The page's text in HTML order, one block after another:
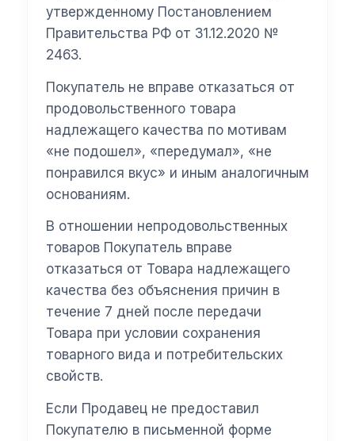
утвержденному Постановлением
Правительства РФ от 31.12.2020 №
2463.
Покупатель не вправе отказаться от
продовольственного товара
надлежащего качества по мотивам
«не подошел», «передумал», «не
понравился вкус» и иным аналогичным
основаниям.
В отношении непродовольственных
товаров Покупатель вправе
отказаться от Товара надлежащего
качества без объяснения причин в
течение 7 дней после передачи
Товара при условии сохранения
товарного вида и потребительских
свойств.
Если Продавец не предоставил
Покупателю в письменной форме